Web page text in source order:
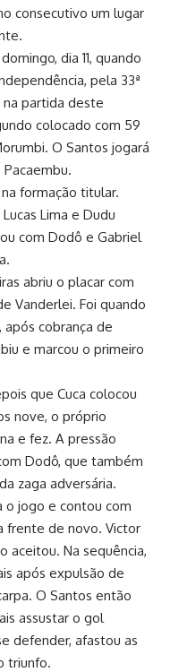
consecutivo um lugar
dia 11, quando
pela 33ª
partida deste
colocado com 59
O Santos jogará
Pacaembu.
formação titular.
Lima e Dudu
com Dodô e Gabriel
abriu o placar com
Vanderlei. Foi quando
após cobrança de
e marcou o primeiro
que Cuca colocou
nove, o próprio
e fez. A pressão
Dodô, que também
zaga adversária.
o jogo e contou com
frente de novo. Victor
aceitou. Na sequência,
após expulsão de
O Santos então
assustar o gol
defender, afastou as
triunfo.